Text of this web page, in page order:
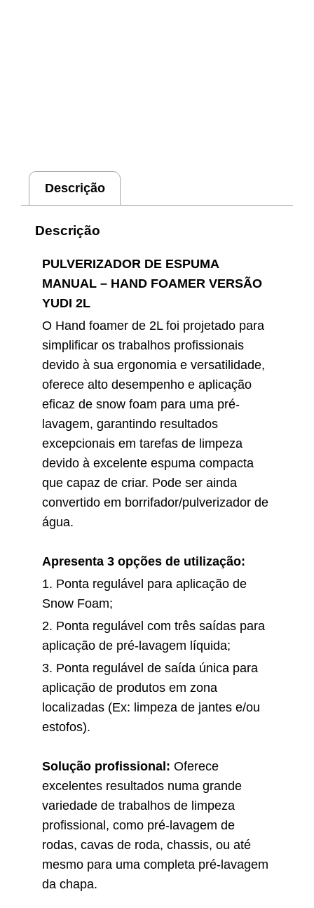
Descrição
Descrição
PULVERIZADOR DE ESPUMA
MANUAL – HAND FOAMER VERSÃO
YUDI 2L
O Hand foamer de 2L foi projetado para
simplificar os trabalhos profissionais
devido à sua ergonomia e versatilidade,
oferece alto desempenho e aplicação
eficaz de snow foam para uma pré-
lavagem, garantindo resultados
excepcionais em tarefas de limpeza
devido à excelente espuma compacta
que capaz de criar. Pode ser ainda
convertido em borrifador/pulverizador de
água.
Apresenta 3 opções de utilização:
1. Ponta regulável para aplicação de
Snow Foam;
2. Ponta regulável com três saídas para
aplicação de pré-lavagem líquida;
3. Ponta regulável de saída única para
aplicação de produtos em zona
localizadas (Ex: limpeza de jantes e/ou
estofos).
Solução profissional: Oferece
excelentes resultados numa grande
variedade de trabalhos de limpeza
profissional, como pré-lavagem de
rodas, cavas de roda, chassis, ou até
mesmo para uma completa pré-lavagem
da chapa.